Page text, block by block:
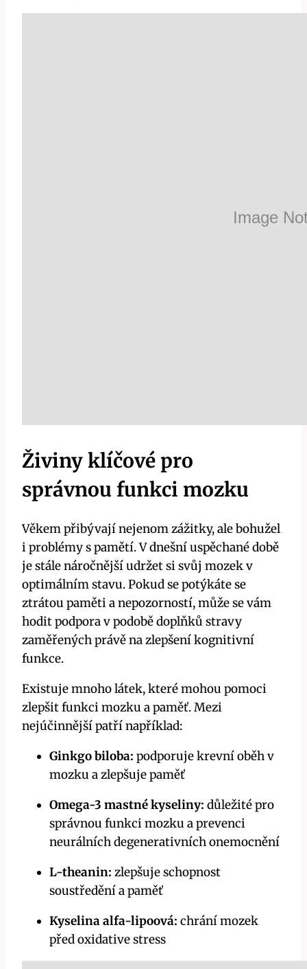
Živiny klíčové pro
správnou funkci mozku
Věkem přibývají nejenom zážitky, ale bohužel
i problémy s pamětí. V dnešní uspěchané době
je stále náročnější udržet si svůj mozek v
optimálním stavu. Pokud se potýkáte se
ztrátou paměti a nepozorností, může se vám
hodit podpora v podobě doplňků stravy
zaměřených právě na zlepšení kognitivní
funkce.
Existuje mnoho látek, které mohou pomoci
zlepšit funkci mozku a paměť. Mezi
nejúčinnější patří například:
Ginkgo biloba: podporuje krevní oběh v
mozku a zlepšuje paměť
Omega-3 mastné kyseliny: důležité pro
správnou funkci mozku a prevenci
neurálních degenerativních onemocnění
L-theanin: zlepšuje schopnost
soustředění a paměť
Kyselina alfa-lipoová: chrání mozek
před oxidative stress